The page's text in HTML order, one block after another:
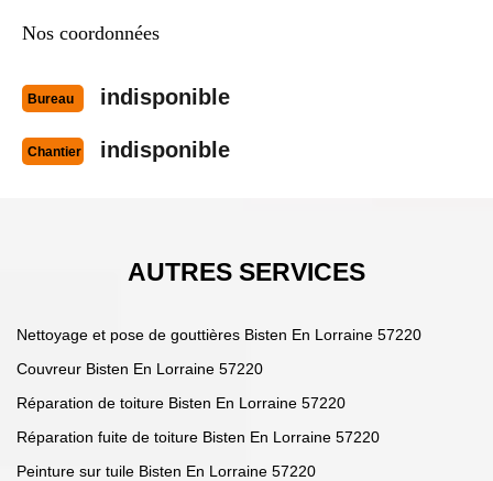
Nos coordonnées
Bureau indisponible
Chantier indisponible
AUTRES SERVICES
Nettoyage et pose de gouttières Bisten En Lorraine 57220
Couvreur Bisten En Lorraine 57220
Réparation de toiture Bisten En Lorraine 57220
Réparation fuite de toiture Bisten En Lorraine 57220
Peinture sur tuile Bisten En Lorraine 57220